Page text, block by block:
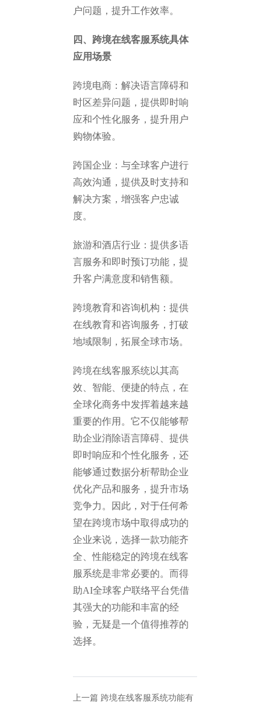
户问题，提升工作效率。
四、跨境在线客服系统具体
应用场景
跨境电商：解决语言障碍和
时区差异问题，提供即时响
应和个性化服务，提升用户
购物体验。
跨国企业：与全球客户进行
高效沟通，提供及时支持和
解决方案，增强客户忠诚
度。
旅游和酒店行业：提供多语
言服务和即时预订功能，提
升客户满意度和销售额。
跨境教育和咨询机构：提供
在线教育和咨询服务，打破
地域限制，拓展全球市场。
跨境在线客服系统以其高
效、智能、便捷的特点，在
全球化商务中发挥着越来越
重要的作用。它不仅能够帮
助企业消除语言障碍、提供
即时响应和个性化服务，还
能够通过数据分析帮助企业
优化产品和服务，提升市场
竞争力。因此，对于任何希
望在跨境市场中取得成功的
企业来说，选择一款功能齐
全、性能稳定的跨境在线客
服系统是非常必要的。而得
助AI全球客户联络平台凭借
其强大的功能和丰富的经
验，无疑是一个值得推荐的
选择。
上一篇 跨境在线客服系统功能有